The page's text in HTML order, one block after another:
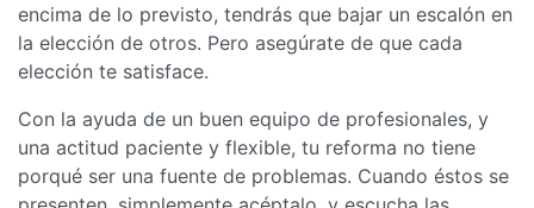
encima de lo previsto, tendrás que bajar un escalón en
la elección de otros. Pero asegúrate de que cada
elección te satisface.
Con la ayuda de un buen equipo de profesionales, y
una actitud paciente y flexible, tu reforma no tiene
porqué ser una fuente de problemas. Cuando éstos se